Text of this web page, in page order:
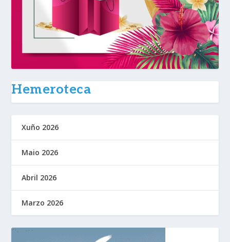
Hemeroteca
Xuño 2026
Maio 2026
Abril 2026
Marzo 2026